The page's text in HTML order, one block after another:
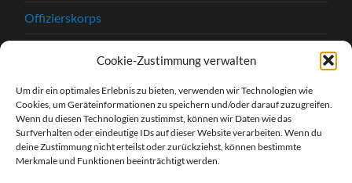
Cookie-Zustimmung verwalten
Um dir ein optimales Erlebnis zu bieten, verwenden wir Technologien wie
Cookies, um Geräteinformationen zu speichern und/oder darauf zuzugreifen.
Wenn du diesen Technologien zustimmst, können wir Daten wie das
Surfverhalten oder eindeutige IDs auf dieser Website verarbeiten. Wenn du
deine Zustimmung nicht erteilst oder zurückziehst, können bestimmte
Merkmale und Funktionen beeinträchtigt werden.
Offizierskorps
Beitrittserklärung
Kontakt